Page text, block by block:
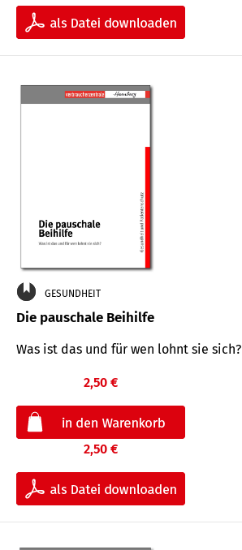
GESUNDHEIT
Die pauschale Beihilfe
Was ist das und für wen lohnt sie sich?
2,50 €
2,50 €